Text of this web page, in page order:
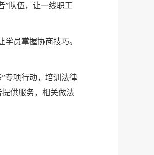
”队伍，让一线职工
员掌握协商技巧。
专项行动，培训法律
供服务，相关做法